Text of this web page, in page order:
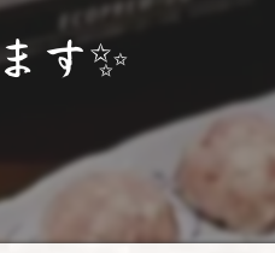
ディナー
水炊き
す✨️